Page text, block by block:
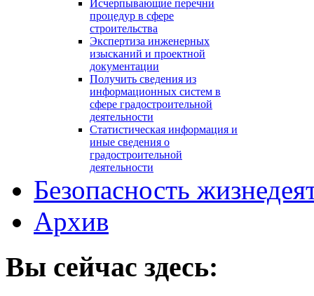
Исчерпывающие перечни
процедур в сфере
строительства
Экспертиза инженерных
изысканий и проектной
документации
Получить сведения из
информационных систем в
сфере градостроительной
деятельности
Статистическая информация и
иные сведения о
градостроительной
деятельности
Безопасность
Архив
Вы сейчас здесь: